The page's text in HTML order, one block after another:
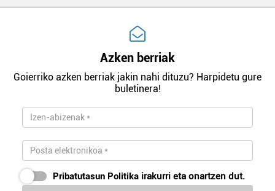
Azken berriak
Goierriko azken berriak jakin nahi dituzu? Harpidetu gure
buletinera!
Pribatutasun Politika irakurri eta onartzen dut.